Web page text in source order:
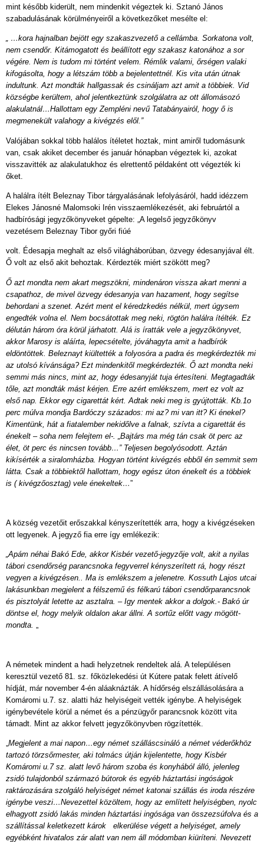
mint később kiderült, nem mindenkit végeztek ki. Sztanó János
szabadulásának körülményeiről a következőket mesélte el:
„ …kora hajnalban bejött egy szakaszvezető a cellámba. Sorkatona volt,
nem csendőr. Kitámogatott és beállított egy szakasz katonához a sor
végére. Nem is tudom mi történt velem. Rémlik valami, őrségen valaki
kifogásolta, hogy a létszám több a bejelentettnél. Kis vita után útnak
indultunk. Azt mondták hallgassak és csináljam azt amit a többiek. Vid
községbe kerültem, ahol jelentkeztünk szolgálatra az ott állomásozó
alakulatnál…Hallottam egy Zempléni nevű Tatabányairól, hogy ő is
megmenekült valahogy a kivégzés elől.”
Valójában sokkal több halálos ítéletet hoztak, mint amiről tudomásunk
van, csak akiket december és január hónapban végeztek ki, azokat
visszavitték az alakulatukhoz és elrettentő példaként ott végezték ki
őket.
A halálra ítélt Beleznay Tibor tárgyalásának lefolyásáról, hadd idézzem
Elekes Jánosné Malomsoki Irén visszaemlékezését, aki februártól a
hadbírósági jegyzőkönyveket gépelte: „A legelső jegyzőkönyv
vezetésem Beleznay Tibor győri fiúé
volt. Édesapja meghalt az első világháborúban, özvegy édesanyjával élt.
Ő volt az első akit behoztak. Kérdezték miért szökött meg?
Ő azt mondta nem akart megszökni, mindenáron vissza akart menni a
csapathoz, de mivel özvegy édesanyja van hazament, hogy segítse
behordani a szenet. Azért ment el kéredzkedés nélkül, mert úgysem
engedték volna el. Nem bocsátottak meg neki, rögtön halálra ítélték. Ez
délután három óra körül járhatott. Alá is íratták vele a jegyzőkönyvet,
akkor Marosy is aláírta, lepecsételte, jóváhagyta amit a hadbírók
eldöntöttek. Beleznayt kiültették a folyosóra a padra és megkérdezték mi
az utolsó kívánsága? Ezt mindenkitől megkérdezték. Ő azt mondta neki
semmi más nincs, mint az, hogy édesanyját tuja értesíteni. Megtagadták
tőle, azt mondták mást kérjen. Erre azért emlékszem, mert ez volt az
első nap. Ekkor egy cigarettát kért. Adtak neki meg is gyújtották. Kb.1o
perc múlva mondja Bardóczy százados: mi az? mi van itt? Ki énekel?
Kimentünk, hát a fiatalember nekidőlve a falnak, szívta a cigarettát és
énekelt – soha nem felejtem el-. „Bajtárs ma még tán csak öt perc az
élet, öt perc és nincsen tovább…” Teljesen begolyósodott. Aztán
kikísérték a siralomházba. Hogyan történt kivégzés ebből én semmit sem
látta. Csak a többiektől hallottam, hogy egész úton énekelt és a többiek
is ( kivégzőosztag) vele énekeltek…”
A község vezetőit erőszakkal kényszerítették arra, hogy a kivégzéseken
ott legyenek. A jegyző fia erre így emlékezik:
„Apám néhai Bakó Ede, akkor Kisbér vezető-jegyzője volt, akit a nyilas
tábori csendőrség parancsnoka fegyverrel kényszerített rá, hogy részt
vegyen a kivégzésen.. Ma is emlékszem a jelenetre. Kossuth Lajos utcai
lakásunkban megjelent a félszemű és félkarú tábori csendőrparancsnok
és pisztolyát letette az asztalra. – Igy mentek akkor a dolgok.- Bakó úr
döntse el, hogy melyik oldalon akar állni. A sortűz előtt vagy mögött-
mondta. „
A németek mindent a hadi helyzetnek rendeltek alá. A településen
keresztül vezető 81. sz. főközlekedési út Kútere patak felett átívelő
hídját, már november 4-én aláaknázták. A hídőrség elszállásolására a
Komáromi u.7. sz. alatti ház helyiségeit vették igénybe. A helyiségek
igénybevétele körül a német és a pénzügyőr parancsnok között vita
támadt. Mint az akkor felvett jegyzőkönyvben rögzítették.
„Megjelent a mai napon…egy német szálláscsináló a német véderőkhöz
tartozó törzsőrmester, aki tolmács útján kijelentette, hogy Kisbér
Komáromi u.7 sz. alatt levő három szoba és konyhából álló, jelenleg
zsidó tulajdonból származó bútorok és egyéb háztartási ingóságok
raktározására szolgáló helyiséget német katonai szállás és iroda részére
igénybe veszi…Nevezettel közöltem, hogy az említett helyiségben, nyolc
elhagyott zsidó lakás minden háztartási ingósága van összezsúfolva és a
szállítással keletkezett károk
elkerülése végett a helyiséget, amely
egyébként hivatalos zár alatt van nem áll módomban kiüríteni. Nevezett